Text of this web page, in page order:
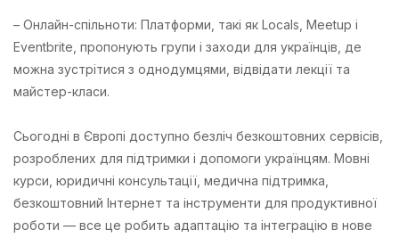
– Онлайн-спільноти: Платформи, такі як Locals, Meetup і
Eventbrite, пропонують групи і заходи для українців, де
можна зустрітися з однодумцями, відвідати лекції та
майстер-класи.
Сьогодні в Європі доступно безліч безкоштовних сервісів,
розроблених для підтримки і допомоги українцям. Мовні
курси, юридичні консультації, медична підтримка,
безкоштовний Інтернет та інструменти для продуктивної
роботи — все це робить адаптацію та інтеграцію в нове